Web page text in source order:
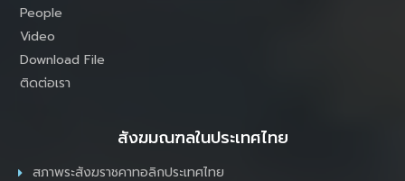
People
Video
Download File
ติดต่อเรา
สังฆมณฑลในประเทศไทย
สภาพระสังฆราชคาทอลิกประเทศไทย